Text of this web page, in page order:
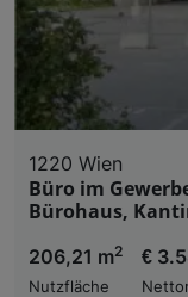
1220 Wien
Büro im
Bürohaus,
206,21 m2
Nutzfläche
€